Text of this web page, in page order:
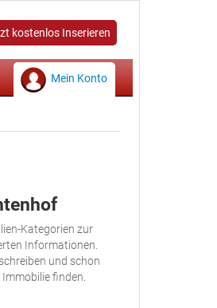
kostenlos Inserieren
Mein Konto
Kategorien zur
Informationen.
und schon
finden.